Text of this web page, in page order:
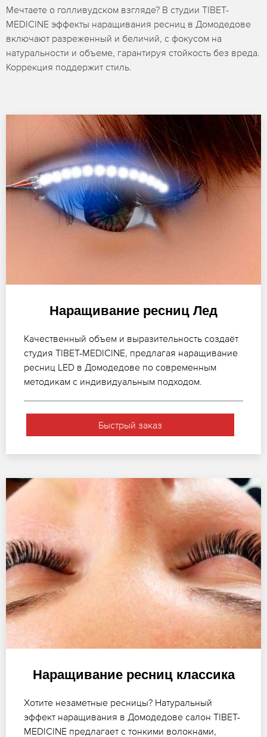
Мечтаете о голливудском взгляде? В студии TIBET-
MEDICINE эффекты наращивания ресниц в Домодедове
включают разреженный и беличий, с фокусом на
натуральности и объеме, гарантируя стойкость без вреда.
Коррекция поддержит стиль.
Наращивание ресниц Лед
Качественный объем и выразительность создаёт
студия TIBET-MEDICINE, предлагая наращивание
ресниц LED в Домодедове по современным
методикам с индивидуальным подходом.
Быстрый заказ
Наращивание ресниц классика
Хотите незаметные ресницы? Натуральный
эффект наращивания в Домодедове салон TIBET-
MEDICINE предлагает с тонкими волокнами,